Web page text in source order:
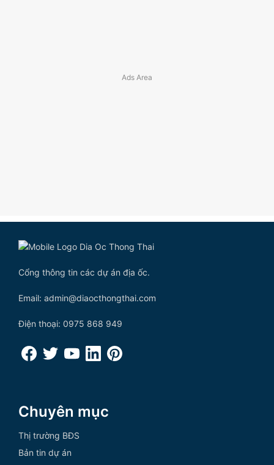
Cổng thông tin các dự án địa ốc.
Email: admin@diaocthongthai.com
Điện thoại: 0975 868 949
Chuyên mục
Thị trường BĐS
Bản tin dự án